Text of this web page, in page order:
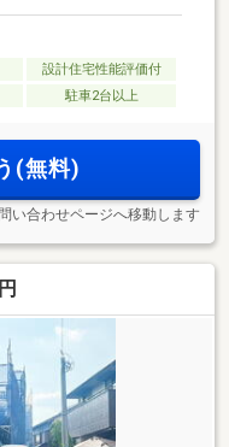
設計住宅性能評価付
駐車2台以上
(無料)
い合わせページへ移動します